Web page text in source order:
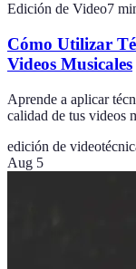
Edición de Video7
Cómo Utilizar
Videos Musicales
Aprende a aplicar
calidad de tus videos
edición de video
Aug 5